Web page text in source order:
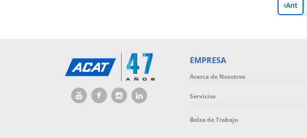
Ant
EMPRESA
Acerca de Nosotros
Servicios
Bolsa de Trabajo